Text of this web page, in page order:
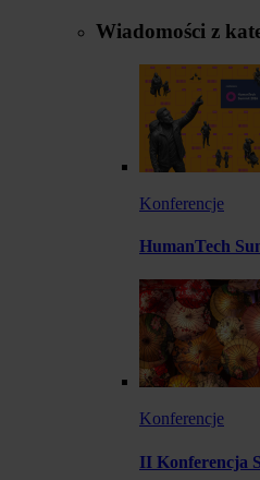
Wiadomości z
Konferencje
HumanTech
Konferencje
II Konferencja